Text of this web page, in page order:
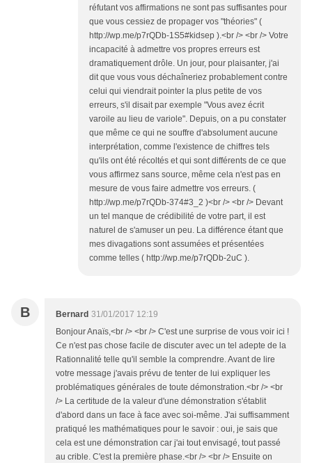
réfutant vos affirmations ne sont pas suffisantes pour
que vous cessiez de propager vos "théories" (
http://wp.me/p7rQDb-1S5#kidsep ).<br /> <br /> Votre
incapacité à admettre vos propres erreurs est
dramatiquement drôle. Un jour, pour plaisanter, j'ai
dit que vous vous déchaîneriez probablement contre
celui qui viendrait pointer la plus petite de vos
erreurs, s'il disait par exemple "Vous avez écrit
varoile au lieu de variole". Depuis, on a pu constater
que même ce qui ne souffre d'absolument aucune
interprétation, comme l'existence de chiffres tels
qu'ils ont été récoltés et qui sont différents de ce que
vous affirmez sans source, même cela n'est pas en
mesure de vous faire admettre vos erreurs. (
http://wp.me/p7rQDb-374#3_2 )<br /> <br /> Devant
un tel manque de crédibilité de votre part, il est
naturel de s'amuser un peu. La différence étant que
mes divagations sont assumées et présentées
comme telles ( http://wp.me/p7rQDb-2uC ).
B Bernard 31/01/2017 12:19
Bonjour Anaïs,<br /> <br /> C'est une surprise de vous voir ici !
Ce n'est pas chose facile de discuter avec un tel adepte de la
Rationnalité telle qu'il semble la comprendre. Avant de lire
votre message j'avais prévu de tenter de lui expliquer les
problématiques générales de toute démonstration.<br /> <br
/> La certitude de la valeur d'une démonstration s'établit
d'abord dans un face à face avec soi-même. J'ai suffisamment
pratiqué les mathématiques pour le savoir : oui, je sais que
cela est une démonstration car j'ai tout envisagé, tout passé
au crible. C'est la première phase.<br /> <br /> Ensuite on